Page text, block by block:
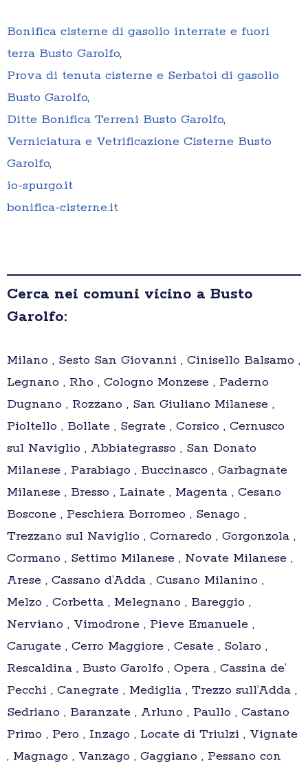
Bonifica cisterne di gasolio interrate e fuori
terra Busto Garolfo,
Prova di tenuta cisterne e Serbatoi di gasolio
Busto Garolfo,
Ditte Bonifica Terreni Busto Garolfo,
Verniciatura e Vetrificazione Cisterne Busto
Garolfo,
io-spurgo.it
bonifica-cisterne.it
Cerca nei comuni vicino a Busto
Garolfo:
Milano , Sesto San Giovanni , Cinisello Balsamo ,
Legnano , Rho , Cologno Monzese , Paderno
Dugnano , Rozzano , San Giuliano Milanese ,
Pioltello , Bollate , Segrate , Corsico , Cernusco
sul Naviglio , Abbiategrasso , San Donato
Milanese , Parabiago , Buccinasco , Garbagnate
Milanese , Bresso , Lainate , Magenta , Cesano
Boscone , Peschiera Borromeo , Senago ,
Trezzano sul Naviglio , Cornaredo , Gorgonzola ,
Cormano , Settimo Milanese , Novate Milanese ,
Arese , Cassano d’Adda , Cusano Milanino ,
Melzo , Corbetta , Melegnano , Bareggio ,
Nerviano , Vimodrone , Pieve Emanuele ,
Carugate , Cerro Maggiore , Cesate , Solaro ,
Rescaldina , Busto Garolfo , Opera , Cassina de’
Pecchi , Canegrate , Mediglia , Trezzo sull’Adda ,
Sedriano , Baranzate , Arluno , Paullo , Castano
Primo , Pero , Inzago , Locate di Triulzi , Vignate
, Magnago , Vanzago , Gaggiano , Pessano con